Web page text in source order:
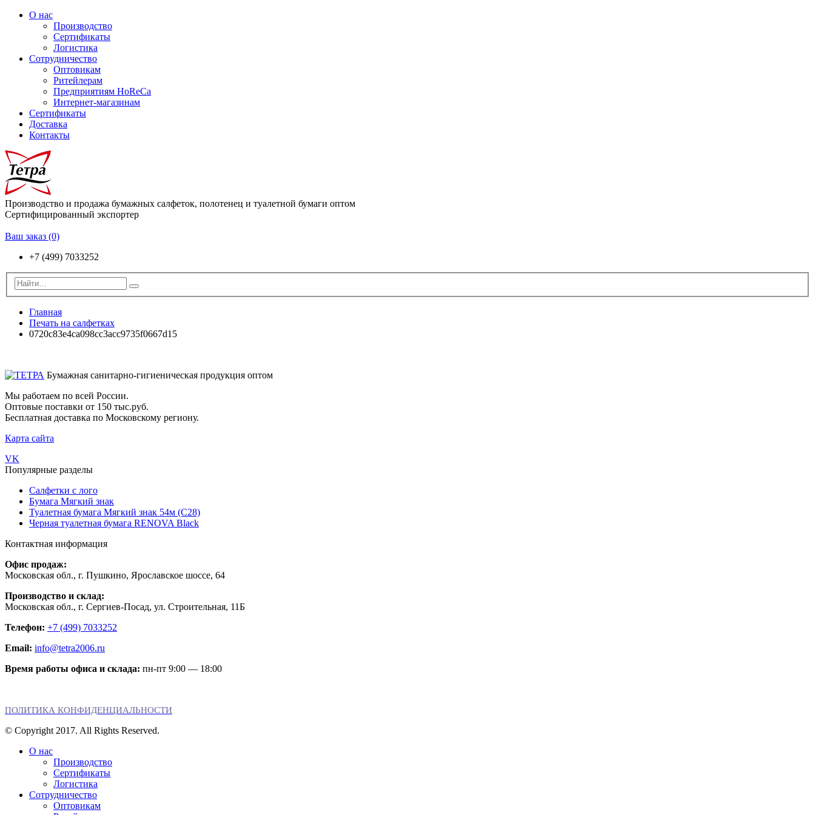
О нас
Производство
Сертификаты
Логистика
Сотрудничество
Оптовикам
Ритейлерам
Предприятиям HoReCa
Интернет-магазинам
Сертификаты
Доставка
Контакты
Производство и продажа бумажных салфеток, полотенец и туалетной бумаги оптом
Сертифицированный экспортер
Ваш заказ (0)
+7 (499) 7033252
Главная
Печать на салфетках
0720c83e4ca098cc3acc9735f0667d15
Бумажная санитарно-гигиеническая продукция оптом
Мы работаем по всей России.
Оптовые поставки от 150 тыс.руб.
Бесплатная доставка по Московскому региону.
Карта сайта
VK
Популярные разделы
Салфетки с лого
Бумага Мягкий знак
Туалетная бумага Мягкий знак 54м (С28)
Черная туалетная бумага RENOVA Black
Контактная информация
Офис продаж:
Московская обл., г. Пушкино, Ярославское шоссе, 64
Производство и склад:
Московская обл., г. Сергиев-Посад, ул. Строительная, 11Б
Телефон: +7 (499) 7033252
Email: info@tetra2006.ru
Время работы офиса и склада: пн-пт 9:00 — 18:00
ПОЛИТИКА КОНФИДЕНЦИАЛЬНОСТИ
© Copyright 2017. All Rights Reserved.
О нас
Производство
Сертификаты
Логистика
Сотрудничество
Оптовикам